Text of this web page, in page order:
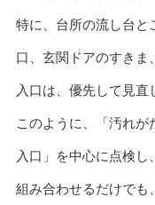
特に、台所の流し台と
口、玄関ドアのすきま
入口は、優先して見直
このように、「汚れが
入口」を中心に点検
組み合わせるだけでも